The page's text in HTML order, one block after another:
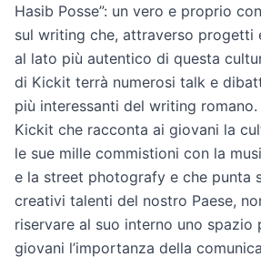
Hasib Posse”: un vero e proprio
sul writing che, attraverso progetti
al lato più autentico di questa
di Kickit terrà numerosi talk e
più interessanti del writing
Kickit che racconta ai giovani la
le sue mille commistioni con la
e la street photografy e che punta
creativi talenti del nostro Paese,
riservare al suo interno uno spazio
giovani l’importanza della